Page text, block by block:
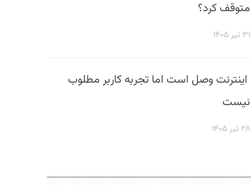
متوقف کرد؟
۳۱ تیر ۱۴۰۵
اینترنت وصل است اما تجربه کاربر مطلوب
نیست
۲۸ تیر ۱۴۰۵